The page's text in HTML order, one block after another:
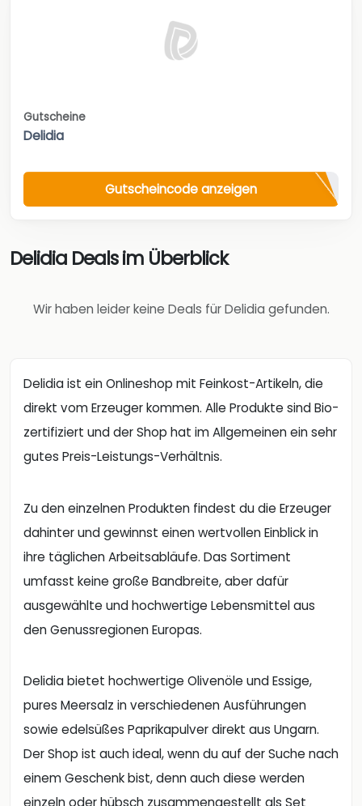
Gutscheine
Delidia
Gutscheincode anzeigen
Delidia Deals im Überblick
Wir haben leider keine Deals für Delidia gefunden.
Delidia ist ein Onlineshop mit Feinkost-Artikeln, die
direkt vom Erzeuger kommen. Alle Produkte sind Bio-
zertifiziert und der Shop hat im Allgemeinen ein sehr
gutes Preis-Leistungs-Verhältnis.
Zu den einzelnen Produkten findest du die Erzeuger
dahinter und gewinnst einen wertvollen Einblick in
ihre täglichen Arbeitsabläufe. Das Sortiment
umfasst keine große Bandbreite, aber dafür
ausgewählte und hochwertige Lebensmittel aus
den Genussregionen Europas.
Delidia bietet hochwertige Olivenöle und Essige,
pures Meersalz in verschiedenen Ausführungen
sowie edelsüßes Paprikapulver direkt aus Ungarn.
Der Shop ist auch ideal, wenn du auf der Suche nach
einem Geschenk bist, denn auch diese werden